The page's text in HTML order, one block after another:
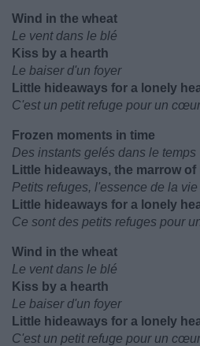
Wind in the wheat
Le vent dans le blé
Kiss by a hearth
Le baiser d'un foyer
Little hideaways for a lonely
C'est un petit refuge pour un
Frozen moments in time
Des instants gelés dans le temps
Little hideaways, the marrow of
Petits refuges, l'essence de la vie
Little hideaways for a lonely
Ce sont des petits refuges pour
Wind in the wheat
Le vent dans le blé
Kiss by a hearth
Le baiser d'un foyer
Little hideaways for a lonely
C'est un petit refuge pour un